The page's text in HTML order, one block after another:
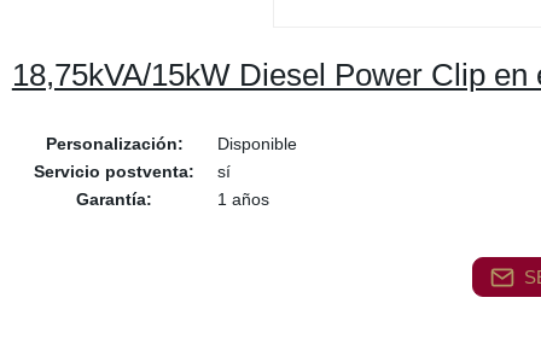
18,75kVA/15kW Diesel Power Clip
Personalización:
Disponible
Servicio postventa:
sí
Garantía:
1 años